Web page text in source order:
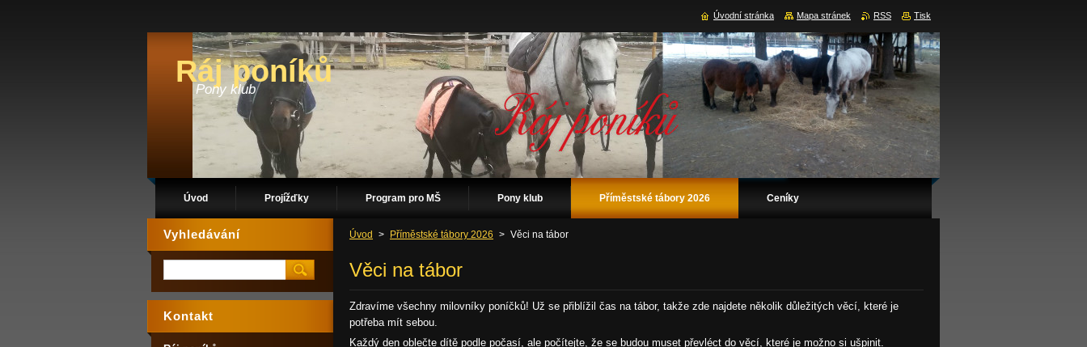
Ráj poníků
Pony klub
Úvod Projížďky Program pro MŠ Pony klub Příměstské tábory 2026 Ceníky
Úvod > Příměstské tábory 2026 > Věci na tábor
Věci na tábor
Zdravíme všechny milovníky poníčků! Už se přiblížil čas na tábor, takže zde najdete několik důležitých věcí, které je
potřeba mít sebou.
Každý den oblečte dítě podle počasí, ale počítejte, že se budou muset převléct do věcí, které je možno si ušpinit.
Vyhledávání
Kontakt
Úvodní stránka Mapa stránek RSS Tisk